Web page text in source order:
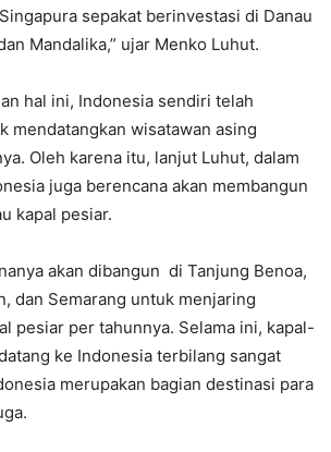
sepakat berinvestasi di Danau
Mandalika,” ujar Menko Luhut.
hal ini, Indonesia sendiri telah
mendatangkan wisatawan asing
Oleh karena itu, lanjut Luhut, dalam
juga berencana akan membangun
kapal pesiar.
akan dibangun di Tanjung Benoa,
dan Semarang untuk menjaring
pesiar per tahunnya. Selama ini, kapal-
ke Indonesia terbilang sangat
merupakan bagian destinasi para